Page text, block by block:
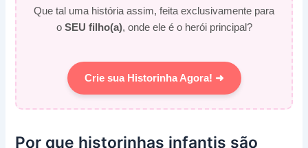
Que tal uma história assim, feita exclusivamente para
o SEU filho(a), onde ele é o herói principal?
Crie sua Historinha Agora! ➜
Por que historinhas infantis são